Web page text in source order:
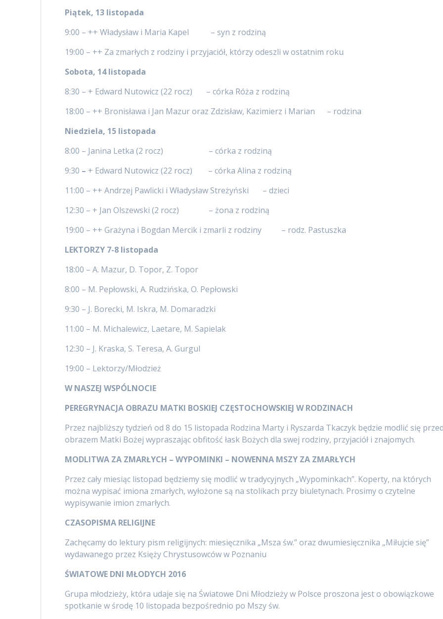
Piątek, 13 listopada
9:00 – ++ Władysław i Maria Kapel – syn z rodziną
19:00 – ++ Za zmarłych z rodziny i przyjaciół, którzy odeszli w ostatnim roku
Sobota, 14 listopada
8:30 – + Edward Nutowicz (22 rocz) – córka Róża z rodziną
18:00 – ++ Bronisława i Jan Mazur oraz Zdzisław, Kazimierz i Marian – rodzina
Niedziela, 15 listopada
8:00 – Janina Letka (2 rocz) – córka z rodziną
9:30 – + Edward Nutowicz (22 rocz) – córka Alina z rodziną
11:00 – ++ Andrzej Pawlicki i Władysław Streżyński – dzieci
12:30 – + Jan Olszewski (2 rocz) – żona z rodziną
19:00 – ++ Grażyna i Bogdan Mercik i zmarli z rodziny – rodz. Pastuszka
LEKTORZY 7-8 listopada
18:00 – A. Mazur, D. Topor, Z. Topor
8:00 – M. Pepłowski, A. Rudzińska, O. Pepłowski
9:30 – J. Borecki, M. Iskra, M. Domaradzki
11:00 – M. Michalewicz, Laetare, M. Sapielak
12:30 – J. Kraska, S. Teresa, A. Gurgul
19:00 – Lektorzy/Młodzież
W NASZEJ WSPÓLNOCIE
PEREGRYNACJA OBRAZU MATKI BOSKIEJ CZĘSTOCHOWSKIEJ W RODZINACH
Przez najbliższy tydzień od 8 do 15 listopada Rodzina Marty i Ryszarda Tkaczyk będzie modlić się
obrazem Matki Bożej wypraszając obfitość łask Bożych dla swej rodziny, przyjaciół i znajomych.
MODLITWA ZA ZMARŁYCH – WYPOMINKI – NOWENNA MSZY ZA ZMARŁYCH
Przez cały miesiąc listopad będziemy się modlić w tradycyjnych „Wypominkach”. Koperty, na których
można wypisać imiona zmarłych, wyłożone są na stolikach przy biuletynach. Prosimy o czytelne
wypisywanie imion zmarłych.
CZASOPISMA RELIGIJNE
Zachęcamy do lektury pism religijnych: miesięcznika „Msza św.” oraz dwumiesięcznika „Miłujcie się”
wydawanego przez Księży Chrystusowców w Poznaniu
ŚWIATOWE DNI MŁODYCH 2016
Grupa młodzieży, która udaje się na Światowe Dni Młodzieży w Polsce proszona jest o obowiązkowe
spotkanie w środę 10 listopada bezpośrednio po Mszy św.